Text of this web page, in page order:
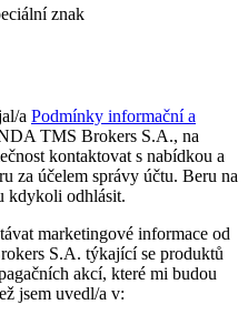
znak
a Podmínky informační a
TMS Brokers S.A., na
kontaktovat s nabídkou a
za účelem správy účtu. Beru na
kdykoli odhlásit.
marketingové informace od
S.A. týkající se produktů
akcí, které mi budou
jsem uvedl/a v: